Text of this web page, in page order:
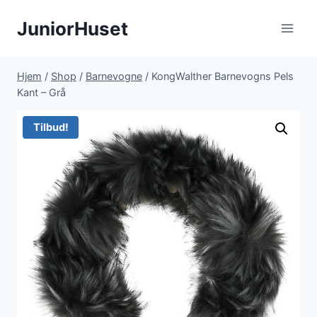
JuniorHuset
Hjem / Shop / Barnevogne / KongWalther Barnevogns Pels
Kant – Grå
Tilbud!